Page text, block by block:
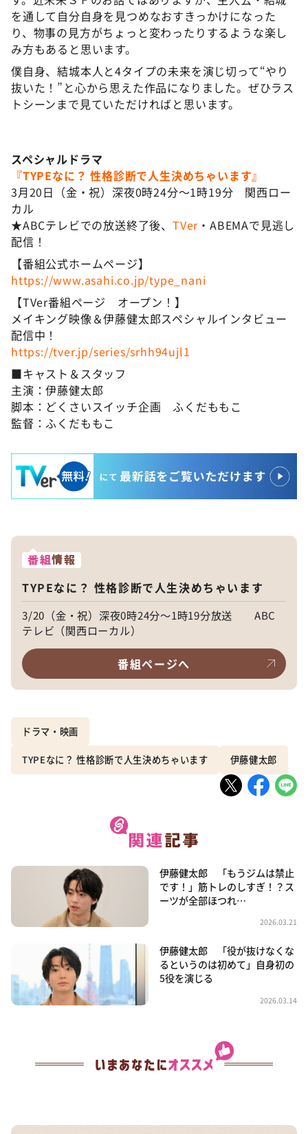
を通して自分自身を見つめなおすきっかけになった
り、物事の見方がちょっと変わったりするような楽し
み方もあると思います。
僕自身、結城本人と4タイプの未来を演じ切って“やり
抜いた！”と心から思えた作品になりました。ぜひラス
トシーンまで見ていただければと思います。
スペシャルドラマ
『TYPEなに？ 性格診断で人生決めちゃいます』
3月20日（金・祝）深夜0時24分～1時19分 関西ロー
カル
★ABCテレビでの放送終了後、 TVer ・ABEMAで見逃し
配信！
【番組公式ホームページ】
https://www.asahi.co.jp/type_nani
【TVer番組ページ オープン！】
メイキング映像＆伊藤健太郎スペシャルインタビュー
配信中！
https://tver.jp/series/srhh94ujl1
■キャスト＆スタッフ
主演：伊藤健太郎
脚本：どくさいスイッチ企画 ふくだももこ
監督：ふくだももこ
番組情報
TYPEなに？ 性格診断で人生決めちゃいます
3/20（金・祝）深夜0時24分～1時19分放送 ABC
テレビ（関西ローカル）
番組ページへ
ドラマ・映画
TYPEなに？ 性格診断で人生決めちゃいます 伊藤健太郎
伊藤健太郎 「もうジムは禁止
です！」筋トレのしすぎ！？ス
ーツが全部ほつれ…
2026.03.21
伊藤健太郎 「役が抜けなくな
るというのは初めて」自身初の
5役を演じる
2026.03.14